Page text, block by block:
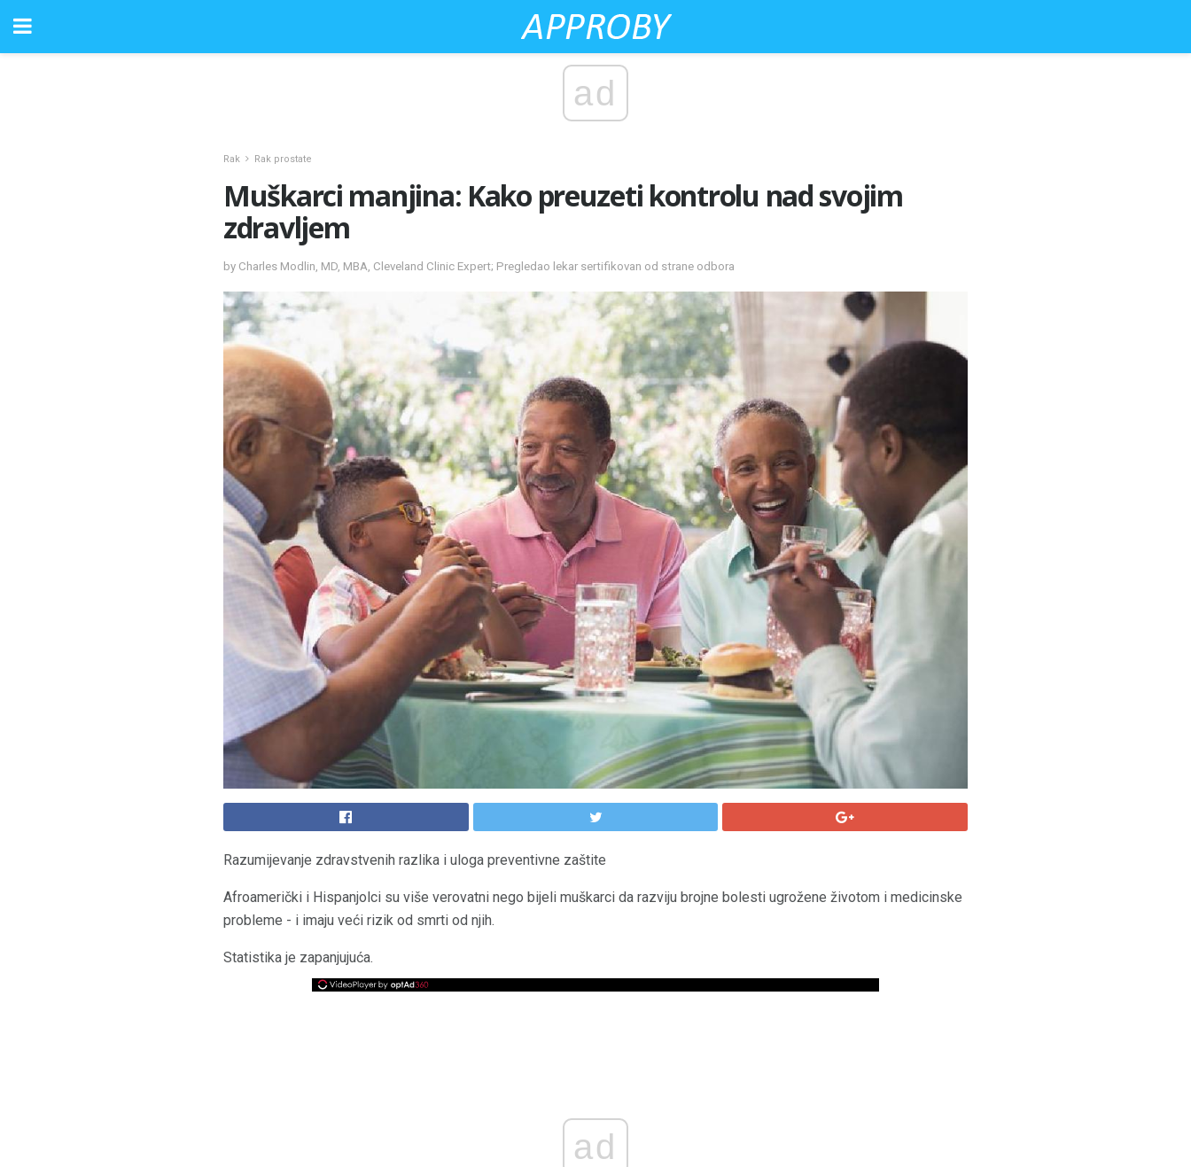
ad
Rak Rak prostate
Muškarci manjina: Kako preuzeti kontrolu nad svojim
zdravljem
by Charles Modlin, MD, MBA, Cleveland Clinic Expert; Pregledao lekar sertifikovan od strane odbora
Razumijevanje zdravstvenih razlika i uloga preventivne zaštite
Afroamerički i Hispanjolci su više verovatni nego bijeli muškarci da razviju brojne bolesti ugrožene životom i medicinske
probleme - i imaju veći rizik od smrti od njih.
Statistika je zapanjujuća.
ad